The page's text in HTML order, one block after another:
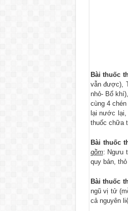
Bài thuốc
vẫn được),
nhỏ- Bổ
cùng 4
lại nước lại,
thuốc chữa
Bài thuốc
gồm: Ngưu
quy bản,
Bài thuốc
ngũ vị tử
cả nguyên